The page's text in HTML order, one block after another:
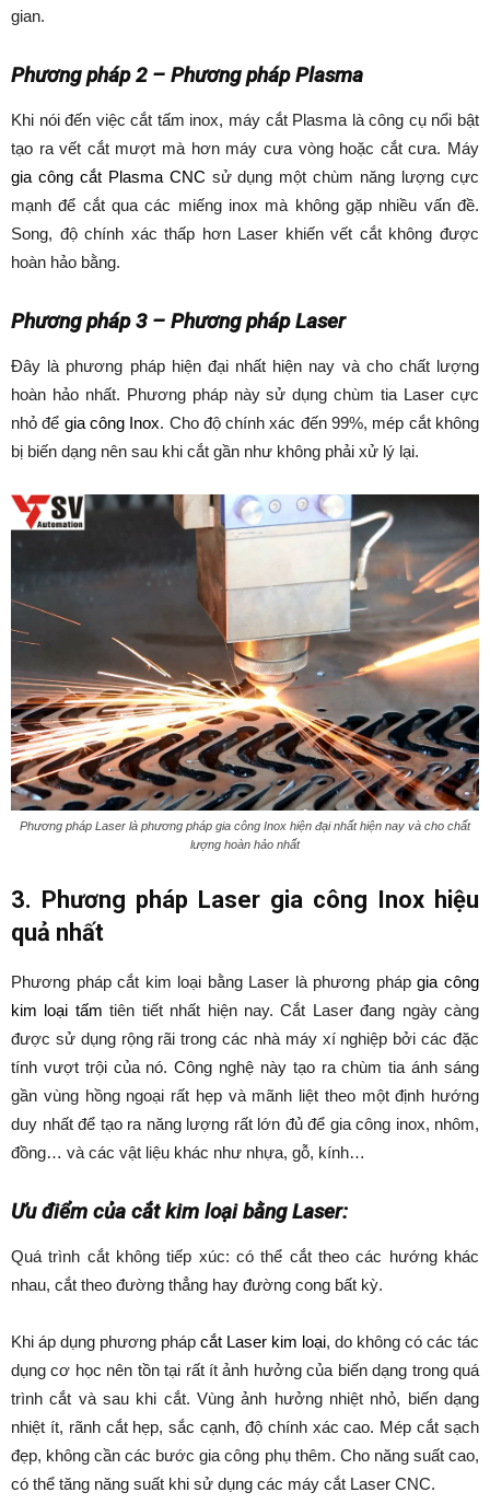
gian.
Phương pháp 2 – Phương pháp Plasma
Khi nói đến việc cắt tấm inox, máy cắt Plasma là công cụ nổi bật
tạo ra vết cắt mượt mà hơn máy cưa vòng hoặc cắt cưa. Máy
gia công cắt Plasma CNC sử dụng một chùm năng lượng cực
mạnh để cắt qua các miếng inox mà không gặp nhiều vấn đề.
Song, độ chính xác thấp hơn Laser khiến vết cắt không được
hoàn hảo bằng.
Phương pháp 3 – Phương pháp Laser
Đây là phương pháp hiện đại nhất hiện nay và cho chất lượng
hoàn hảo nhất. Phương pháp này sử dụng chùm tia Laser cực
nhỏ để gia công Inox. Cho độ chính xác đến 99%, mép cắt không
bị biến dạng nên sau khi cắt gần như không phải xử lý lại.
Phương pháp Laser là phương pháp gia công Inox hiện đại nhất hiện nay và cho chất
lượng hoàn hảo nhất
3. Phương pháp Laser gia công Inox hiệu
quả nhất
Phương pháp cắt kim loại bằng Laser là phương phápgia công
kim loại tấm tiên tiết nhất hiện nay. Cắt Laser đang ngày càng
được sử dụng rộng rãi trong các nhà máy xí nghiệp bởi các đặc
tính vượt trội của nó. Công nghệ này tạo ra chùm tia ánh sáng
gần vùng hồng ngoại rất hẹp và mãnh liệt theo một định hướng
duy nhất để tạo ra năng lượng rất lớn đủ để gia công inox, nhôm,
đồng… và các vật liệu khác như nhựa, gỗ, kính…
Ưu điểm của cắt kim loại bằng Laser:
Quá trình cắt không tiếp xúc: có thể cắt theo các hướng khác
nhau, cắt theo đường thẳng hay đường cong bất kỳ.
Khi áp dụng phương pháp cắt Laser kim loại, do không có các tác
dụng cơ học nên tồn tại rất ít ảnh hưởng của biến dạng trong quá
trình cắt và sau khi cắt. Vùng ảnh hưởng nhiệt nhỏ, biến dạng
nhiệt ít, rãnh cắt hẹp, sắc cạnh, độ chính xác cao. Mép cắt sạch
đẹp, không cần các bước gia công phụ thêm. Cho năng suất cao,
có thể tăng năng suất khi sử dụng các máy cắt Laser CNC.